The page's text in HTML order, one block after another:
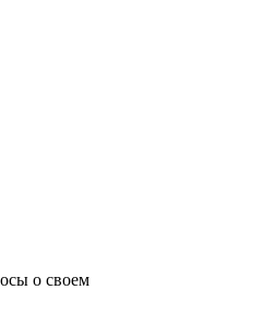
о своем